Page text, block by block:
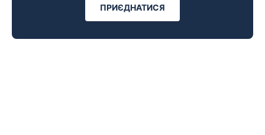
ПРИЄДНАТИСЯ